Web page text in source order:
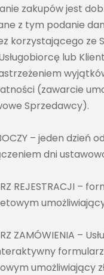
zakupów jest
z tym podanie
korzystającego ze
lub
(zawarcie
Sprzedawcy).
– jeden dzień
dni
REJESTRACJI –
ZAMÓWIENIA –
umożliwiający